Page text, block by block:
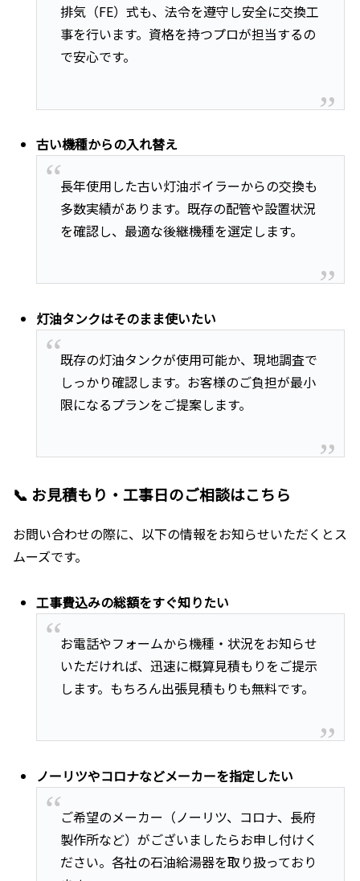
排気（FE）式も、法令を遵守し安全に交換工
事を行います。資格を持つプロが担当するの
で安心です。
古い機種からの入れ替え
長年使用した古い灯油ボイラーからの交換も
多数実績があります。既存の配管や設置状況
を確認し、最適な後継機種を選定します。
灯油タンクはそのまま使いたい
既存の灯油タンクが使用可能か、現地調査で
しっかり確認します。お客様のご負担が最小
限になるプランをご提案します。
📞 お見積もり・工事日のご相談はこちら
お問い合わせの際に、以下の情報をお知らせいただくとス
ムーズです。
工事費込みの総額をすぐ知りたい
お電話やフォームから機種・状況をお知らせ
いただければ、迅速に概算見積もりをご提示
します。もちろん出張見積もりも無料です。
ノーリツやコロナなどメーカーを指定したい
ご希望のメーカー（ノーリツ、コロナ、長府
製作所など）がございましたらお申し付けく
ださい。各社の石油給湯器を取り扱っており